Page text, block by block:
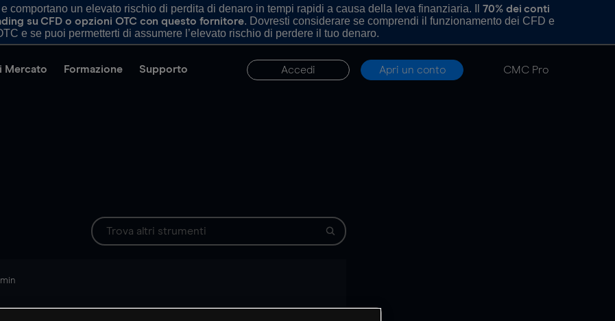
comportano un elevato rischio di perdita di denaro in tempi rapidi a causa della leva finanziaria. Il 70% dei conti
su CFD o opzioni OTC con questo fornitore. Dovresti considerare se comprendi il funzionamento dei CFD e
e se puoi permetterti di assumere l’elevato rischio di perdere il tuo denaro.
Mercato Formazione Supporto Accedi Apri un conto CMC Pro